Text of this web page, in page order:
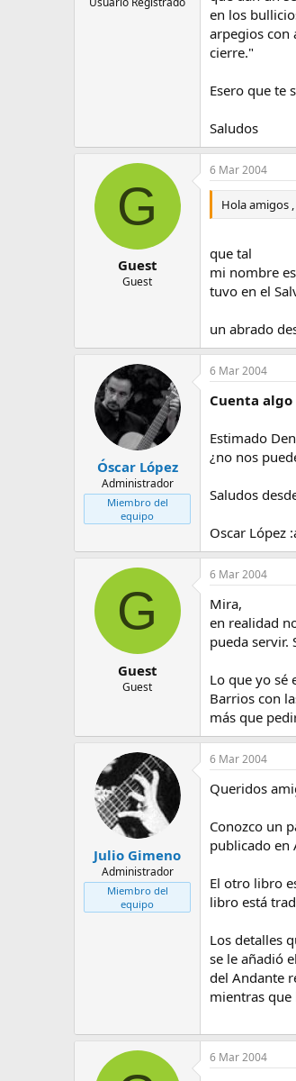
en los
arpegios con
cierre."
Esero que te
Saludos
G
Guest
Guest
6 Mar 2004
Hola amigos
que tal
mi nombre
tuvo en el
un abrado
Óscar López
Administrador
Miembro del
equipo
6 Mar 2004
Cuenta algo
Estimado
¿no nos
Saludos
Oscar López
G
Guest
Guest
6 Mar 2004
Mira,
en realidad
pueda servir.
Lo que yo sé
Barrios con
más que
Julio Gimeno
Administrador
Miembro del
equipo
6 Mar 2004
Queridos
Conozco un
publicado en
El otro libro
libro está
Los detalles
se le añadió
del Andante
mientras que
6 Mar 2004